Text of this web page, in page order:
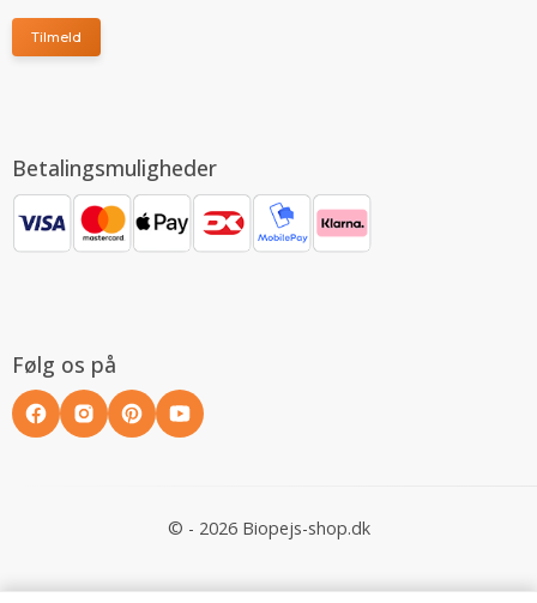
Tilmeld
Betalingsmuligheder
Følg os på
© - 2026 Biopejs-shop.dk